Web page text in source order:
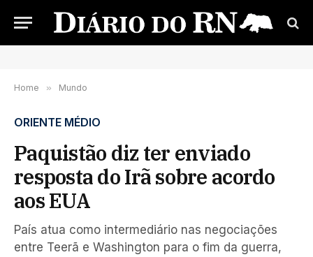
Home » Mundo
ORIENTE MÉDIO
Paquistão diz ter enviado
resposta do Irã sobre acordo
aos EUA
País atua como intermediário nas negociações
entre Teerã e Washington para o fim da guerra,